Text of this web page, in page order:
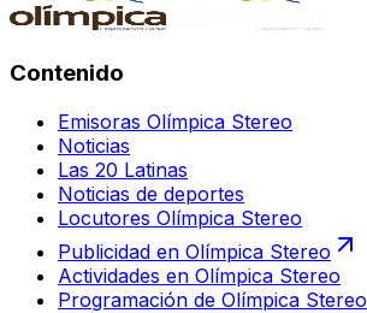
Contenido
Emisoras Olímpica Stereo
Noticias
Las 20 Latinas
Noticias de deportes
Locutores Olímpica Stereo
Publicidad en Olímpica Stereo
Actividades en Olímpica Stereo
Programación de Olímpica Stereo